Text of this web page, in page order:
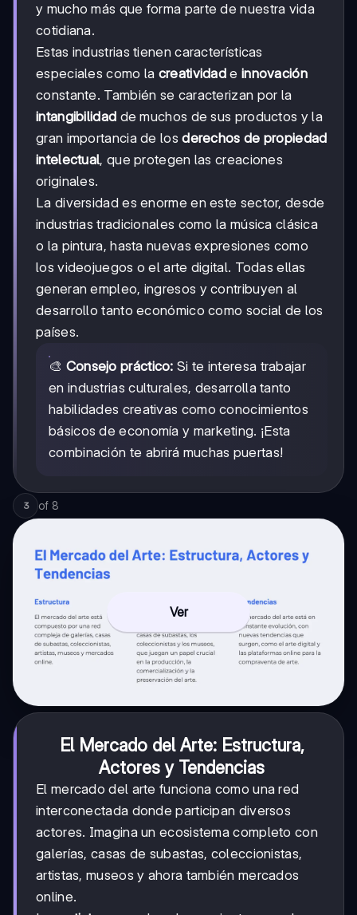
y mucho más que forma parte de nuestra vida
cotidiana.
Estas industrias tienen características
especiales como la creatividad e innovación
constante. También se caracterizan por la
intangibilidad de muchos de sus productos y la
gran importancia de losderechos de propiedad
intelectual, que protegen las creaciones
originales.
La diversidad es enorme en este sector, desde
industrias tradicionales como la música clásica
o la pintura, hasta nuevas expresiones como
los videojuegos o el arte digital. Todas ellas
generan empleo, ingresos y contribuyen al
desarrollo tanto económico como social de los
países.
🎨 Consejo práctico: Si te interesa trabajar
en industrias culturales, desarrolla tanto
habilidades creativas como conocimientos
básicos de economía y marketing. ¡Esta
combinación te abrirá muchas puertas!
3 of 8
Ver
El Mercado del Arte: Estructura,
Actores y Tendencias
El mercado del arte funciona como una red
interconectada donde participan diversos
actores. Imagina un ecosistema completo con
galerías, casas de subastas, coleccionistas,
artistas, museos y ahora también mercados
online.